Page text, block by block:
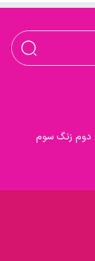
دوم زنگ سوم